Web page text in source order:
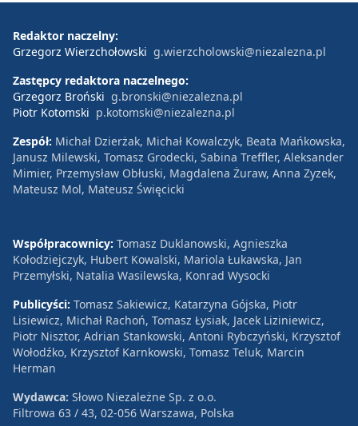
Redaktor naczelny:
Grzegorz Wierzchołowski g.wierzcholowski@niezalezna.pl
Zastępcy redaktora naczelnego:
Grzegorz Broński g.bronski@niezalezna.pl
Piotr Kotomski p.kotomski@niezalezna.pl
Zespół: Michał Dzierżak, Michał Kowalczyk, Beata Mańkowska,
Janusz Milewski, Tomasz Grodecki, Sabina Treffler, Aleksander
Mimier, Przemysław Obłuski, Magdalena Żuraw, Anna Zyzek,
Mateusz Mol, Mateusz Święcicki
Współpracownicy: Tomasz Duklanowski, Agnieszka
Kołodziejczyk, Hubert Kowalski, Mariola Łukawska, Jan
Przemyłski, Natalia Wasilewska, Konrad Wysocki
Publicyści: Tomasz Sakiewicz, Katarzyna Gójska, Piotr
Lisiewicz, Michał Rachoń, Tomasz Łysiak, Jacek Liziniewicz,
Piotr Nisztor, Adrian Stankowski, Antoni Rybczyński, Krzysztof
Wołodźko, Krzysztof Karnkowski, Tomasz Teluk, Marcin
Herman
Wydawca: Słowo Niezależne Sp. z o.o.
Filtrowa 63 / 43, 02-056 Warszawa, Polska